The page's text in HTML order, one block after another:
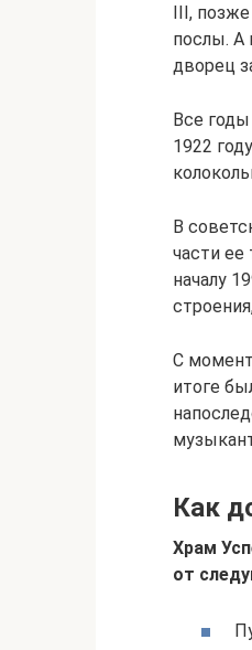
III,
послы. А
дворец
Все
1922
В
части ее
началу
С
итоге
Как
Храм
от